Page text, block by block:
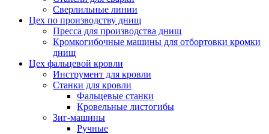
Сверлильные линии
Цех по производству днищ
Пресса для производства днищ
Кромкогибочные машины для отбортовки кромки
днищ
Цех фальцевой кровли
Инструмент для кровли
Станки для кровли
Фальцевые станки
Кровельные листогибы
Зиг-машины
Ручные